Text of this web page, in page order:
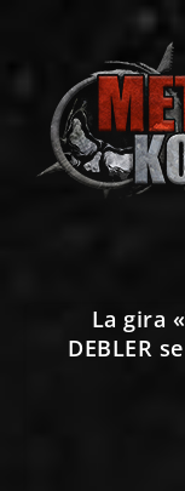
La gira
DEBLER